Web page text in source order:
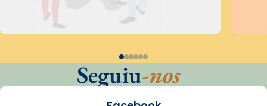
Seguiu-nos